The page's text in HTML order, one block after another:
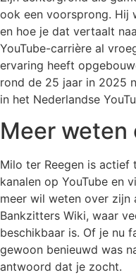
ook een voorsprong. Hij
en hoe je dat vertaalt
YouTube-carrière al
ervaring heeft
rond de 25 jaar in 2025
in het Nederlandse
Meer weten
Milo ter Reegen is
kanalen op YouTube en
meer wil weten over
Bankzitters Wiki, waar
beschikbaar is. Of je nu
gewoon benieuwd was
antwoord dat je zocht.